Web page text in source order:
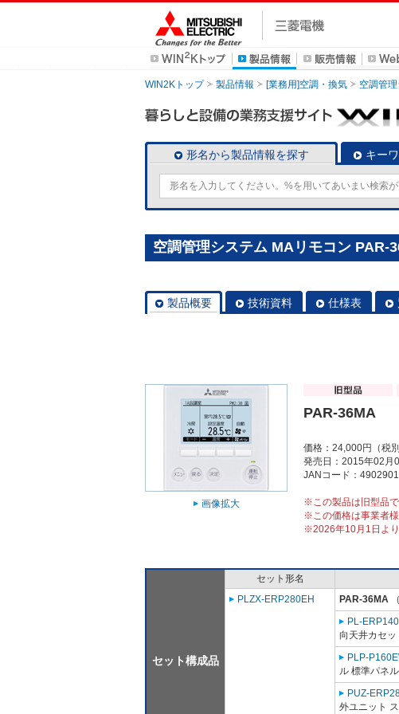
WIN2Kトップ 製品情報 [業務用]空調・換気 空調管
形名から製品情報を探す キー
空調管理システム MAリモコン PAR-
製品概要 技術資料 仕様表
画像拡大
PAR-36MA
価格：24,000円（税別
発売日：2015年02月
JANコード：
※この製品は旧型品で
※この価格は事業者様
※2026年10月1日より
セット構成品
セット形名
PLZX-ERP280EH
PAR-36MA
PL-
向天井カセッ
PLP-
ル 標準パネル
PUZ-
外ユニット ス